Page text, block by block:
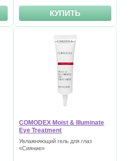
КУПИТЬ
COMODEX Moist & Illuminate
Eye Treatment
Увлажняющий гель для глаз
«Сияние»